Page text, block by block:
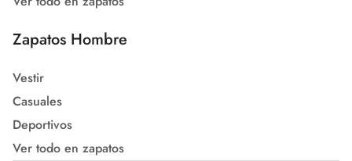
Zapatos Hombre
Vestir
Casuales
Deportivos
Ver todo en zapatos